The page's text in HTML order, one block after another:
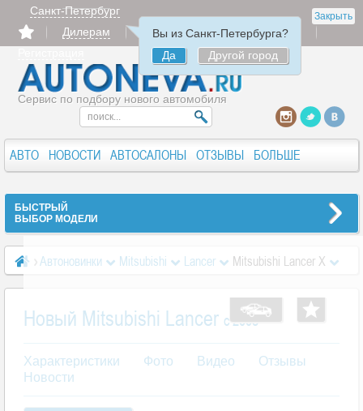
Закрыть
Санкт-Петербург
Вы из Санкт-Петербурга?
Да
Другой город
Дилерам Продать
Авторизация
Сервис по подбору нового автомобиля
АВТО НОВОСТИ АВТОСАЛОНЫ ОТЗЫВЫ БОЛЬШЕ
БЫСТРЫЙ
ВЫБОР МОДЕЛИ
Автоновинки Mitsubishi Lancer Mitsubishi Lancer X
Новый Mitsubishi Lancer c 2008
Характеристики Фото Видео
Отзывы
Новости